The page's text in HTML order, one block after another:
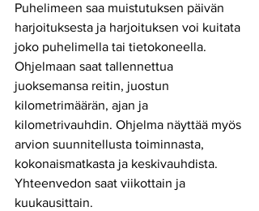
Puhelimeen saa muistutuksen päivän
harjoituksesta ja harjoituksen voi kuitata
joko puhelimella tai tietokoneella.
Ohjelmaan saat tallennettua
juoksemansa reitin, juostun
kilometrimäärän, ajan ja
kilometrivauhdin. Ohjelma näyttää myös
arvion suunnitellusta toiminnasta,
kokonaismatkasta ja keskivauhdista.
Yhteenvedon saat viikottain ja
kuukausittain.